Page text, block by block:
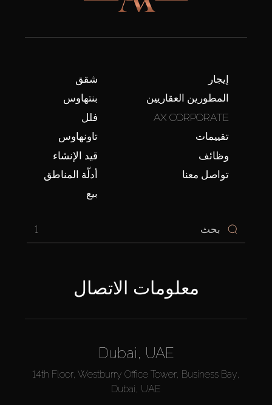
شقق
بنتهاوس
فلل
تاونهاوس
قيد الإنشاء
أدلّة المناطق
بيع
إيجار
المطورين العقاريين
AX CORPORATE
تقييمات
وظائف
تواصل معنا
1
معلومات الاتصال
Dubai, UAE
14th Floor, Westburry Office Tower, Business Bay,
Dubai, UAE